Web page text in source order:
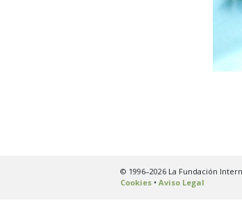
© 1996–2026 La Fundación
Cookies• Aviso Legal